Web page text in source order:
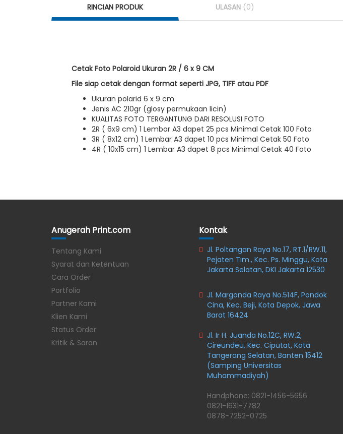
RINCIAN PRODUK ULASAN (0)
Cetak Foto Polaroid Ukuran 2R / 6 x 9 CM
File siap cetak dengan format seperti JPG, TIFF atau PDF
Ukuran polarid 6 x 9 cm
Jenis AC 210gr (glosy permukaan licin)
KUALITAS FOTO TERGANTUNG DARI RESOLUSI FOTO
2R ( 6x9 cm) 1 Lembar A3 dapet 25 pcs Minimal Cetak 100 Foto
3R ( 8x12 cm) 1 Lembar A3 dapet 10 pcs Minimal Cetak 50 Foto
4R ( 10x15 cm) 1 Lembar A3 dapet 8 pcs Minimal Cetak 40 Foto
Anugerah Print.com
Tentang Kami
Syarat dan Ketentuan
Cara Order
Portfolio
Partner Kami
Klien Kami
Status Order
Kritik & Saran
Kontak
Jl. Poltangan Raya No.17, RT.1/RW.11,
Pejaten Tim., Kec. Ps. Minggu, Kota
Jakarta Selatan, DKI Jakarta 12530
Jl. Margonda Raya No.514F, Pondok
Cina, Kec. Beji, Kota Depok, Jawa
Barat 16424
Jl. Ir H. Juanda No.12C, RW.2,
Cireundeu, Kec. Ciputat, Kota
Tangerang Selatan, Banten 15412
(Samping Universitas
Muhammadiyah)
Handphone: 0821-1456-5656
0821-1631-7782
0878-7252-0725